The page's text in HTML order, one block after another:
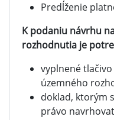
Predĺženie
K podaniu návrhu
rozhodnutia je
vyplnené
územného
doklad, ktorým
právo